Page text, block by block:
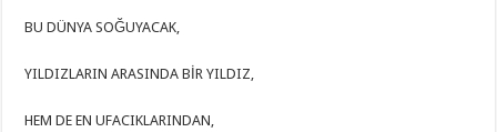
BU DÜNYA SOĞUYACAK,
YILDIZLARIN ARASINDA BİR YILDIZ,
HEM DE EN UFACIKLARINDAN,